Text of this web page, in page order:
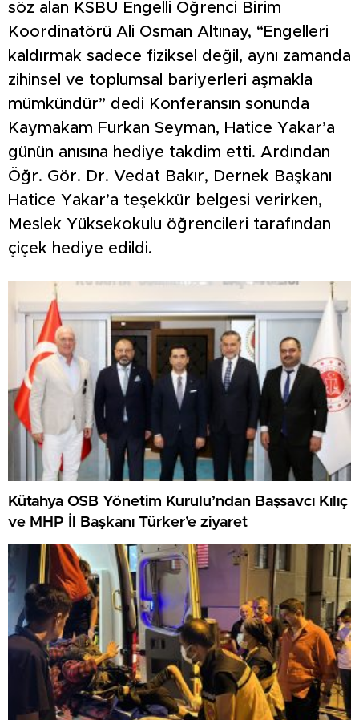
söz alan KSBÜ Engelli Öğrenci Birim
Koordinatörü Ali Osman Altınay, “Engelleri
kaldırmak sadece fiziksel değil, aynı zamanda
zihinsel ve toplumsal bariyerleri aşmakla
mümkündür” dedi Konferansın sonunda
Kaymakam Furkan Seyman, Hatice Yakar’a
günün anısına hediye takdim etti. Ardından
Öğr. Gör. Dr. Vedat Bakır, Dernek Başkanı
Hatice Yakar’a teşekkür belgesi verirken,
Meslek Yüksekokulu öğrencileri tarafından
çiçek hediye edildi.
Kütahya OSB Yönetim Kurulu’ndan Başsavcı Kılıç
ve MHP İl Başkanı Türker’e ziyaret